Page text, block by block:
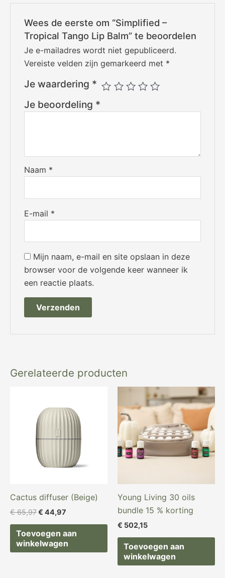
Wees de eerste om “Simplified –
Tropical Tango Lip Balm” te beoordelen
Je e-mailadres wordt niet gepubliceerd.
Vereiste velden zijn gemarkeerd met *
Je waardering *
Je beoordeling *
Naam *
E-mail *
Mijn naam, e-mail en site opslaan in deze
browser voor de volgende keer wanneer ik
een reactie plaats.
Gerelateerde producten
Cactus diffuser (Beige)
€65,97
was:
€ 65,97.
€ 44,97
is:
€ 44,97.
Toevoegen aan
winkelwagen
Young Living 30 oils
bundle 15 % korting
€ 502,15
Toevoegen aan
winkelwagen